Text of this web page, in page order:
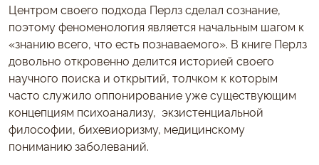
Центром своего подхода Перлз сделал сознание,
поэтому феноменология является начальным шагом к
«знанию всего, что есть познаваемого». В книге Перлз
довольно откровенно делится историей своего
научного поиска и открытий, толчком к которым
часто служило оппонирование уже существующим
концепциям психоанализу, экзистенциальной
философии, бихевиоризму, медицинскому
пониманию заболеваний.